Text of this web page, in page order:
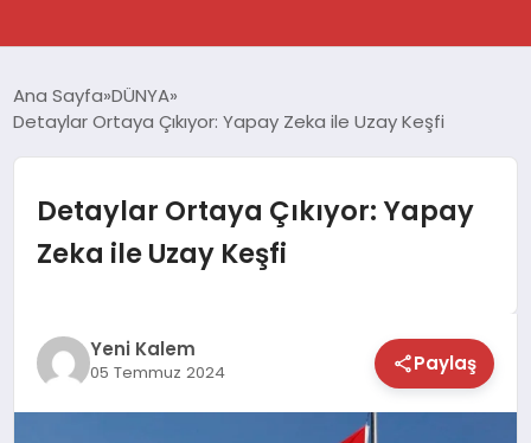
SPOR
DÜNYA
EKONOMİ
TEKNOLOJİ
Ana Sayfa DÜNYA
Detaylar Ortaya Çıkıyor: Yapay Zeka ile Uzay Keşfi
Detaylar Ortaya Çıkıyor: Yapay
Zeka ile Uzay Keşfi
Yeni Kalem
05 Temmuz 2024 Paylaş